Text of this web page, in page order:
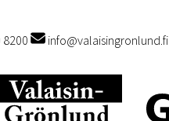
8200 info@valaisingronlund.fi